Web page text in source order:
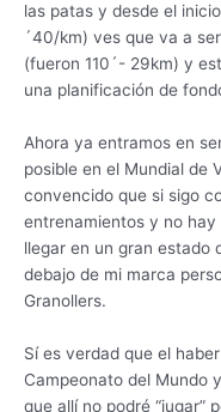
las patas y desde el
´40/km) ves que va a
(fueron 110´- 29km) y
una planificación de
Ahora ya entramos en
posible en el Mundial de
convencido que si sigo
entrenamientos y no
llegar en un gran estado
debajo de mi marca
Granollers.
Sí es verdad que el
Campeonato del Mundo
que allí no podré “jugar”